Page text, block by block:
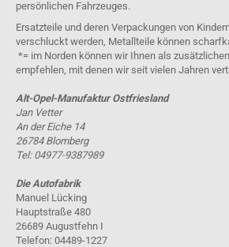
persönlichen Fahrzeuges.
Ersatzteile und deren Verpackungen von
verschluckt werden, Metallteile können
*= im Norden können wir Ihnen als
empfehlen, mit denen wir seit vielen Jahren
Alt-Opel-Manufaktur Ostfriesland
Jan Vetter
An der Eiche 14
26784 Blomberg
Tel: 04977-9387989
Die Autofabrik
Manuel Lücking
Hauptstraße 480
26689 Augustfehn I
Telefon: 04489-1227